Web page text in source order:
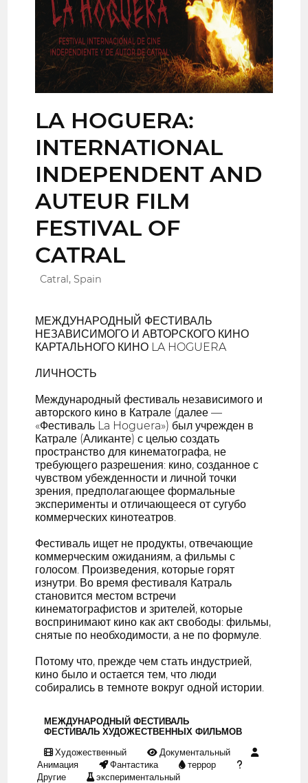
LA HOGUERA:
INTERNATIONAL
INDEPENDENT AND
AUTEUR FILM
FESTIVAL OF
CATRAL
Catral, Spain
МЕЖДУНАРОДНЫЙ ФЕСТИВАЛЬ
НЕЗАВИСИМОГО И АВТОРСКОГО КИНО
КАРТАЛЬНОГО КИНО LA HOGUERA
ЛИЧНОСТЬ
Международный фестиваль независимого и
авторского кино в Катрале (далее —
«Фестиваль La Hoguera») был учрежден в
Катрале (Аликанте) с целью создать
пространство для кинематографа, не
требующего разрешения: кино, созданное с
чувством убежденности и личной точки
зрения, предполагающее формальные
эксперименты и отличающееся от сугубо
коммерческих кинотеатров.
Фестиваль ищет не продукты, отвечающие
коммерческим ожиданиям, а фильмы с
голосом. Произведения, которые горят
изнутри. Во время фестиваля Катраль
становится местом встречи
кинематографистов и зрителей, которые
воспринимают кино как акт свободы: фильмы,
снятые по необходимости, а не по формуле.
Потому что, прежде чем стать индустрией,
кино было и остается тем, что люди
собирались в темноте вокруг одной истории.
МЕЖДУНАРОДНЫЙ ФЕСТИВАЛЬ
ФЕСТИВАЛЬ ХУДОЖЕСТВЕННЫХ ФИЛЬМОВ
Художественный
Документальный
Анимация
Фантастика
террор
Другие
экспериментальный